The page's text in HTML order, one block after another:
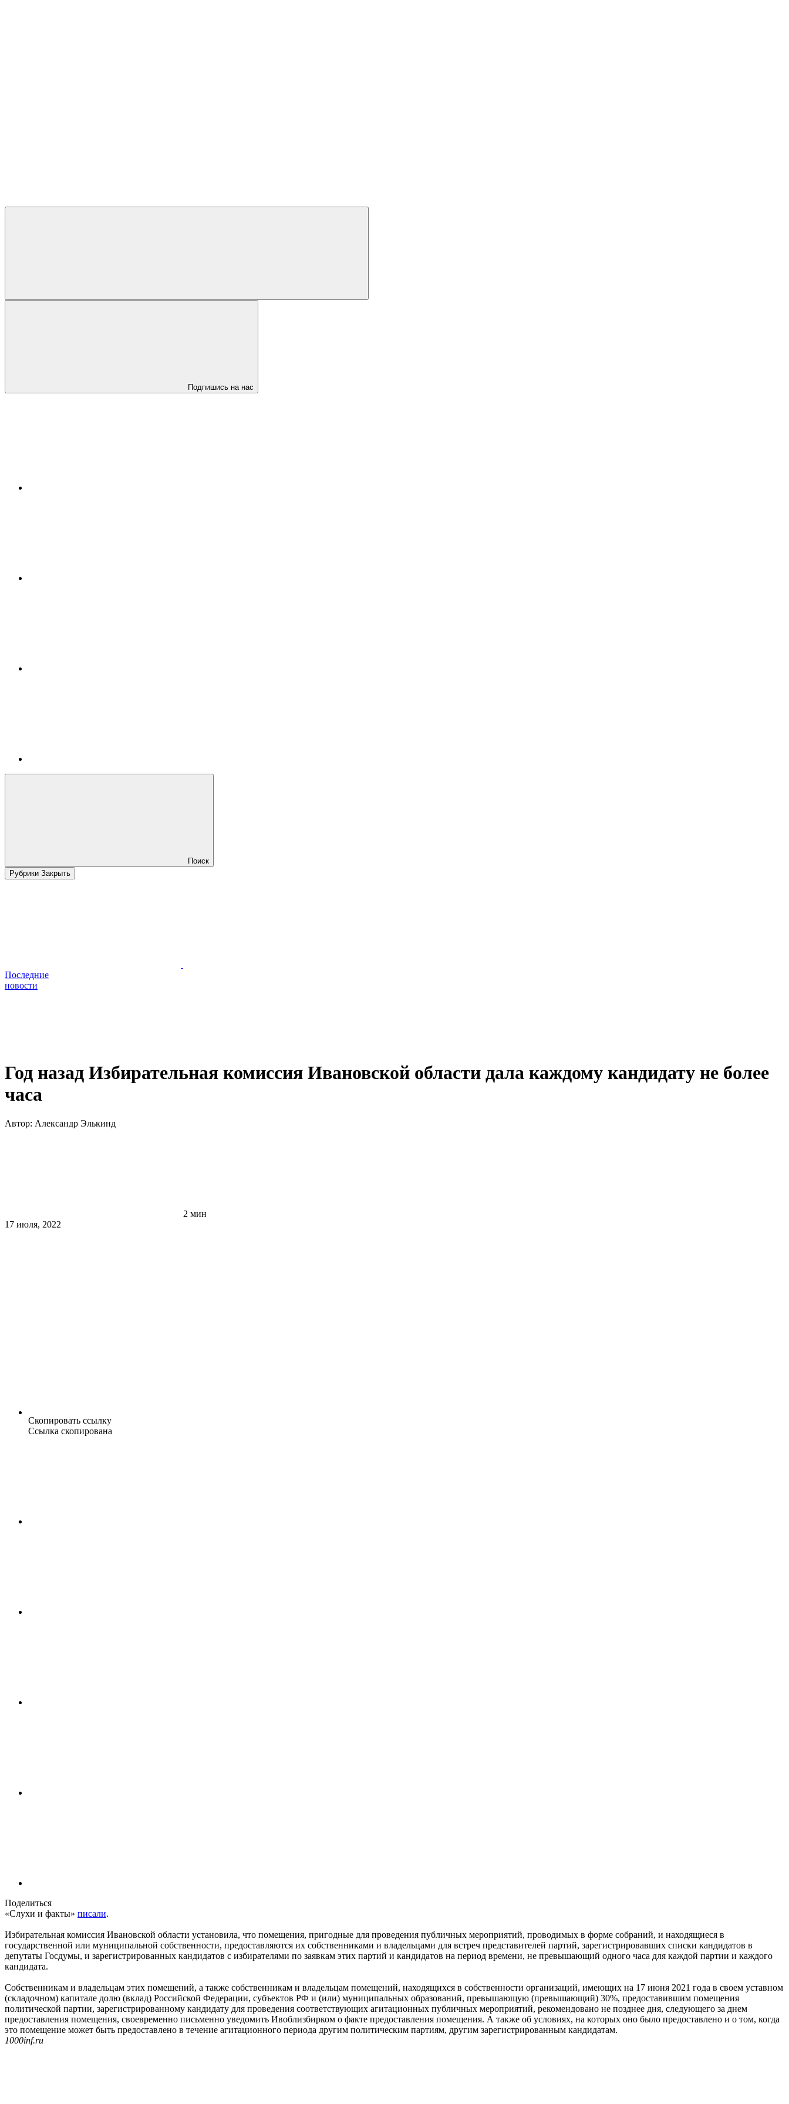
Подпишись на нас
Поиск
Рубрики Закрыть
Последние
новости
Год назад Избирательная комиссия Ивановской области дала каждому кандидату не более
часа
Автор: Александр Элькинд
2 мин
17 июля, 2022
Скопировать ссылку
Ссылка скопирована
Поделиться
«Слухи и факты» писали.
Избирательная комиссия Ивановской области установила, что помещения, пригодные для проведения публичных мероприятий, проводимых в форме собраний, и находящиеся в
государственной или муниципальной собственности, предоставляются их собственниками и владельцами для встреч представителей партий, зарегистрировавших списки кандидатов в
депутаты Госдумы, и зарегистрированных кандидатов с избирателями по заявкам этих партий и кандидатов на период времени, не превышающий одного часа для каждой партии и каждого
кандидата.
Собственникам и владельцам этих помещений, а также собственникам и владельцам помещений, находящихся в собственности организаций, имеющих на 17 июня 2021 года в своем уставном
(складочном) капитале долю (вклад) Российской Федерации, субъектов РФ и (или) муниципальных образований, превышающую (превышающий) 30%, предоставившим помещения
политической партии, зарегистрированному кандидату для проведения соответствующих агитационных публичных мероприятий, рекомендовано не позднее дня, следующего за днем
предоставления помещения, своевременно письменно уведомить Ивоблизбирком о факте предоставления помещения. А также об условиях, на которых оно было предоставлено и о том, когда
это помещение может быть предоставлено в течение агитационного периода другим политическим партиям, другим зарегистрированным кандидатам.
1000inf.ru